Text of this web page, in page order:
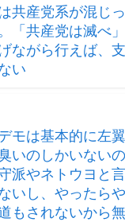
共産党系が混じ
「共産党は滅べ
ながら行えば、
い
モは基本的に左
いのしかいない
派やネトウヨと
いし、やったら
もされないから